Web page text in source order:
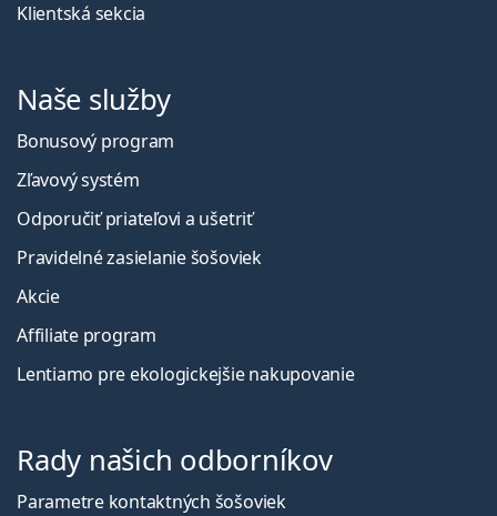
Klientská sekcia
Naše služby
Bonusový program
Zľavový systém
Odporučiť priateľovi a ušetriť
Pravidelné zasielanie šošoviek
Akcie
Affiliate program
Lentiamo pre ekologickejšie nakupovanie
Rady našich odborníkov
Parametre kontaktných šošoviek